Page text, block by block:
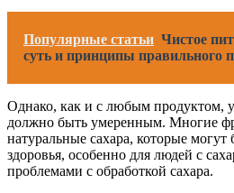
Популярные статьи Чистое
суть и принципы правильного
Однако, как и с любым продуктом,
должно быть умеренным. Многие
натуральные сахара, которые
здоровья, особенно для людей с
проблемами с обработкой сахара.